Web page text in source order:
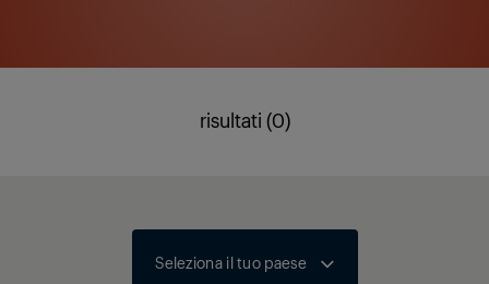
risultati (0)
Seleziona il tuo paese